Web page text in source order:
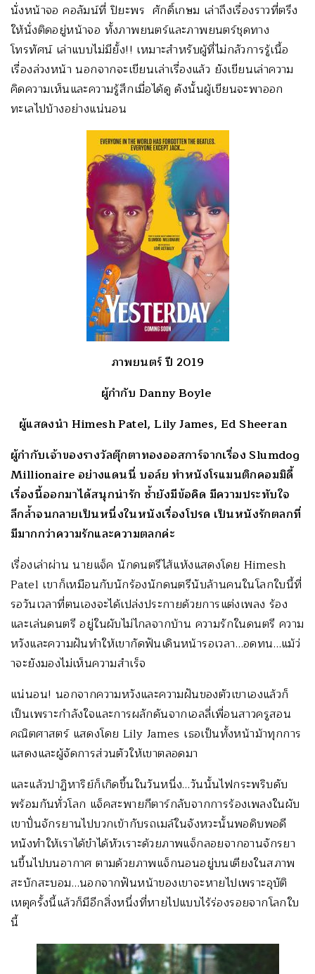
นั่งหน้าจอ คอลัมน์ที่ ปิยะพร ศักดิ์เกษม เล่าถึงเรื่องราวที่ตรึง
ให้นั่งติดอยู่หน้าจอ ทั้งภาพยนตร์และภาพยนตร์ชุดทาง
โทรทัศน์ เล่าแบบไม่มียั้ง!! เหมาะสำหรับผู้ที่ไม่กลัวการรู้เนื้อ
เรื่องล่วงหน้า นอกจากจะเขียนเล่าเรื่องแล้ว ยังเขียนเล่าความ
คิดความเห็นและความรู้สึกเมื่อได้ดู ดังนั้นผู้เขียนจะพาออก
ทะเลไปบ้างอย่างแน่นอน
ภาพยนตร์ ปี 2019
ผู้กำกับ Danny Boyle
ผู้แสดงนำ Himesh Patel, Lily James, Ed Sheeran
ผู้กำกับเจ้าของรางวัลตุ๊กตาทองออสการ์จากเรื่อง Slumdog
Millionaire อย่างแดนนี่ บอล์ย ทำหนังโรแมนติกคอมมิดี้
เรื่องนี้ออกมาได้สนุกน่ารัก ซ้ำยังมีข้อคิด มีความประทับใจ
ลึกล้ำจนกลายเป็นหนึ่งในหนังเรื่องโปรด เป็นหนังรักตลกที่
มีมากกว่าความรักและความตลกค่ะ
เรื่องเล่าผ่าน นายแจ็ค นักดนตรีไส้แห้งแสดงโดย Himesh
Patel เขาก็เหมือนกับนักร้องนักดนตรีนับล้านคนในโลกใบนี้ที่
รอวันเวลาที่ตนเองจะได้เปล่งประกายด้วยการแต่งเพลง ร้อง
และเล่นดนตรี อยู่ในผับไม่ไกลจากบ้าน ความรักในดนตรี ความ
หวังและความฝันทำให้เขากัดฟันเดินหน้ารอเวลา…อดทน…แม้ว่
าจะยังมองไม่เห็นความสำเร็จ
แน่นอน! นอกจากความหวังและความฝันของตัวเขาเองแล้วก็
เป็นเพราะกำลังใจและการผลักดันจากเอลลี่เพื่อนสาวครูสอน
คณิตศาสตร์ แสดงโดย Lily James เธอเป็นทั้งหน้าม้าทุกการ
แสดงและผู้จัดการส่วนตัวให้เขาตลอดมา
และแล้วปาฏิหาริย์ก็เกิดขึ้นในวันหนึ่ง…วันนั้นไฟกระพริบดับ
พร้อมกันทั่วโลก แจ็คสะพายกีตาร์กลับจากการร้องเพลงในผับ
เขาปั่นจักรยานไปบวกเข้ากับรถเมล์ในจังหวะนั้นพอดิบพอดี
หนังทำให้เราได้ขำได้หัวเราะด้วยภาพแจ็กลอยจากอานจักรยา
นขึ้นไปบนอากาศ ตามด้วยภาพแจ็กนอนอยู่บนเตียงในสภาพ
สะบักสะบอม…นอกจากฟันหน้าของเขาจะหายไปเพราะอุบัติ
เหตุครั้งนี้แล้วก็มีอีกสิ่งหนึ่งที่หายไปแบบไร้ร่องรอยจากโลกใบ
นี้